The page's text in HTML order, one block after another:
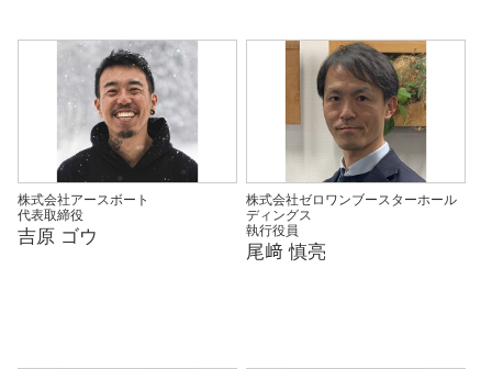
株式会社アースボート
代表取締役
吉原 ゴウ
株式会社ゼロワンブースターホール
ディングス
執行役員
尾﨑 慎亮